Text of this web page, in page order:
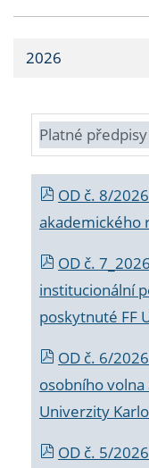
2026
Platné předpisy
OD č. 8/
akademického
OD č.
institucionální
poskytnuté FF
OD č. 6/
osobního
Univerzity
OD č. 5/